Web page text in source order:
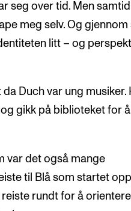
seg over tid. Men
meg selv. Og gjennom
litt – og
Duch var ung musiker.
gikk på biblioteket for
var det også mange
til Blå som startet
rundt for å